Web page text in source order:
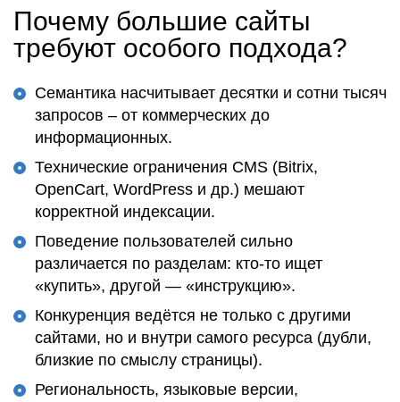
Почему большие сайты
требуют особого подхода?
Семантика насчитывает десятки и сотни тысяч
запросов – от коммерческих до
информационных.
Технические ограничения CMS (Bitrix,
OpenCart, WordPress и др.) мешают
корректной индексации.
Поведение пользователей сильно
различается по разделам: кто-то ищет
«купить», другой — «инструкцию».
Конкуренция ведётся не только с другими
сайтами, но и внутри самого ресурса (дубли,
близкие по смыслу страницы).
Региональность, языковые версии,